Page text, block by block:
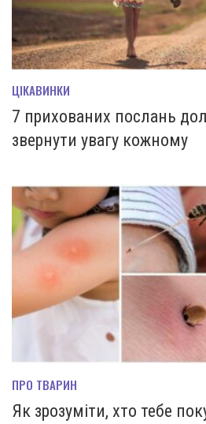
ЦІКАВИНКИ
7 прихованих послань
звернути увагу кожному
ПРО ТВАРИН
Як зрозуміти, хто тебе